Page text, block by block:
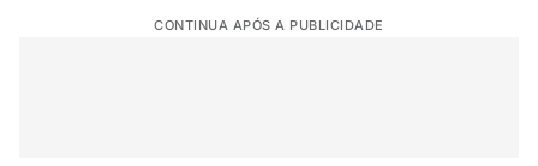
CONTINUA APÓS A PUBLICIDADE